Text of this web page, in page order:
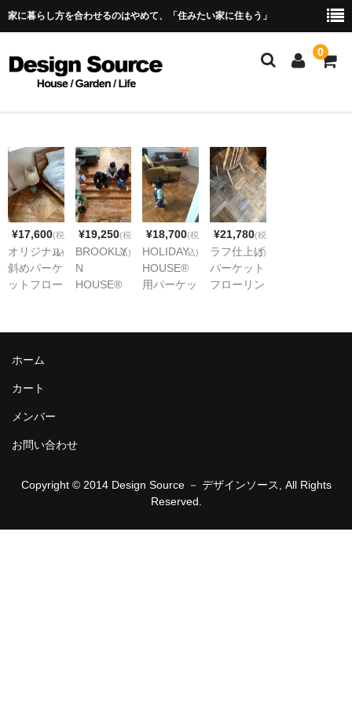
家に暮らし方を合わせるのはやめて、「住みたい家に住もう」
0
LIGHTING＆SWITCH
KITCHEN
BATH＆TOILETRIES
SHELF＆CABINET
TABLE＆CHAIR
¥17,600(税
込)
オリジナル
斜めパーケ
ットフロー
¥19,250(税
込)
BROOKLY
N
HOUSE®
ング ラフ
¥18,700(税
込)
HOLIDAY
HOUSE®
用パーケッ
¥21,780(税
込)
ラフ仕上げ
パーケット
フローリン
ホーム
カート
メンバー
お問い合わせ
Copyright © 2014 Design Source － デザインソース, All Rights
Reserved.